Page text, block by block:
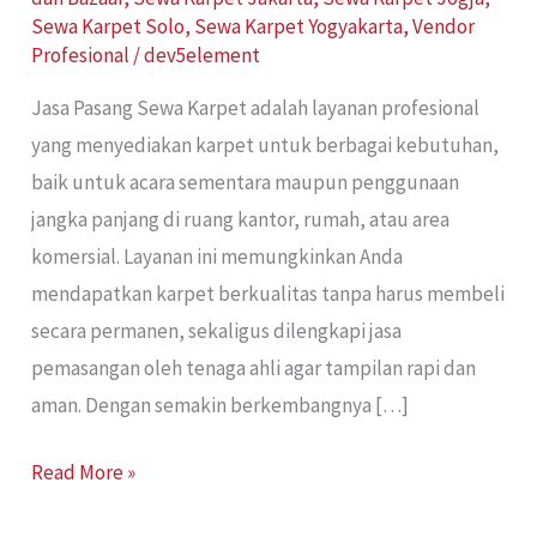
Sewa Karpet Solo, Sewa Karpet Yogyakarta,Vendor
Profesional /dev5element
Jasa Pasang Sewa Karpet adalah layanan profesional
yang menyediakan karpet untuk berbagai kebutuhan,
baik untuk acara sementara maupun penggunaan
jangka panjang di ruang kantor, rumah, atau area
komersial. Layanan ini memungkinkan Anda
mendapatkan karpet berkualitas tanpa harus membeli
secara permanen, sekaligus dilengkapi jasa
pemasangan oleh tenaga ahli agar tampilan rapi dan
aman. Dengan semakin berkembangnya […]
Read More »